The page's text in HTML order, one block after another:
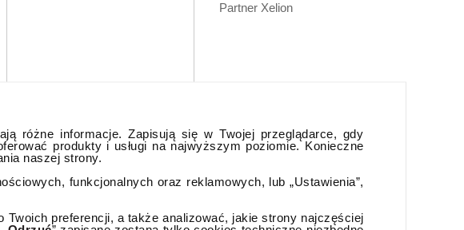
różne informacje. Zapisują się w Twojej przeglądarce, gdy
produkty i usługi na najwyższym poziomie. Konieczne
naszej strony.
funkcjonalnych oraz reklamowych, lub „Ustawienia”,
preferencji, a także analizować, jakie strony najczęściej
Partner Xelion